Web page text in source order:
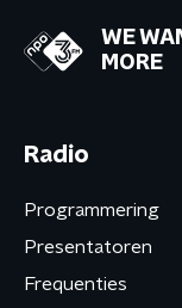
WE
MORE
Radio
Programmering
Presentatoren
Frequenties